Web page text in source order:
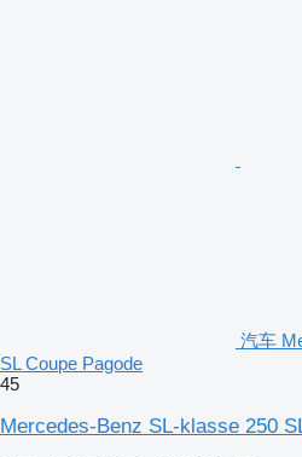
汽车
SL Coupe Pagode
45
Mercedes-Benz SL-klasse 250